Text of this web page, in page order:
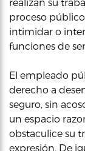
proceso
intimidar o
funciones de
El empleado
derecho a
seguro, sin
un espacio
obstaculice su
expresión. De